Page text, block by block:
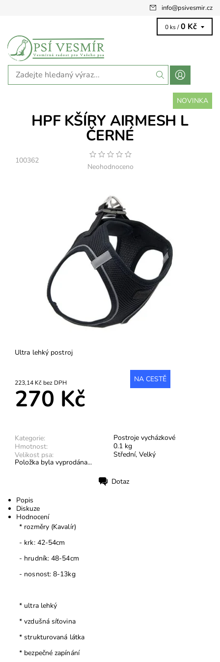
info@psivesmir.cz
0 ks / 0 Kč
NOVINKA
HPF KŠÍRY AIRMESH L
ČERNÉ
100362
Neohodnoceno
Ultra lehký postroj
223,14 Kč bez DPH NA CESTĚ
270 Kč
Kategorie:
Postroje vycházkové
Hmotnost:
0.1 kg
Velikost psa:
Střední, Velký
Položka byla vyprodána...
Dotaz
Popis
Diskuze
Hodnocení
* rozměry (Kavalír)
- krk: 42-54cm
- hrudník: 48-54cm
- nosnost: 8-13kg
* ultra lehký
* vzdušná síťovina
* strukturovaná látka
* bezpečné zapínání